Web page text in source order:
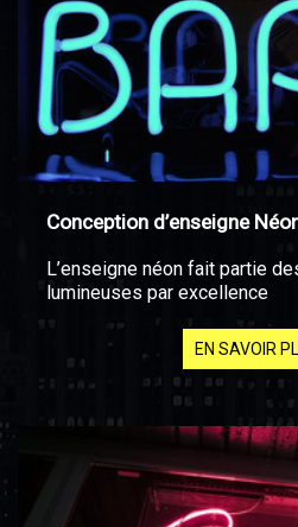
Conception d’enseigne
L’enseigne néon fait partie
lumineuses par excellence
EN SAVOIR